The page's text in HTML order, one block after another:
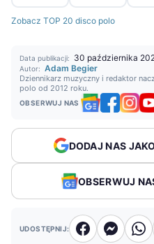
Zobacz TOP 20 disco polo
Data publikacji: 30 października
Autor: Adam Begier
Dziennikarz muzyczny i redaktor
polo od 2012 roku.
OBSERWUJ NAS
DODAJ NAS
OBSERWUJ
UDOSTĘPNIJ: